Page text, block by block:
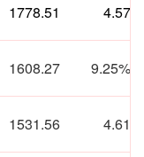
1778.51 4.57
1608.27 9.25%
1531.56 4.61